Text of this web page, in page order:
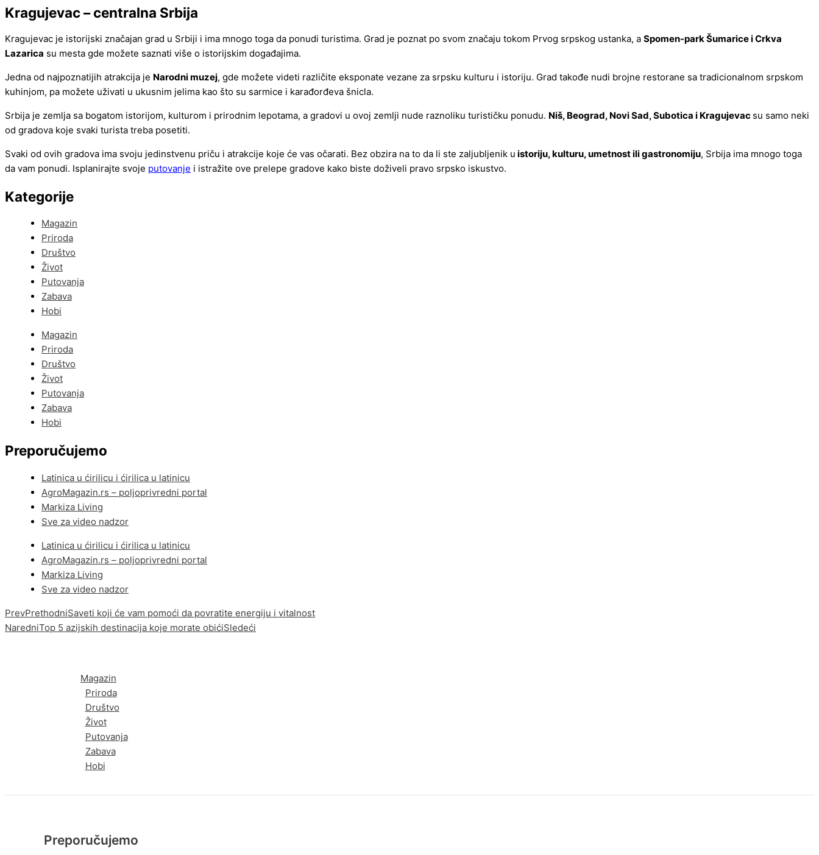
Kragujevac – centralna Srbija
Kragujevac je istorijski značajan grad u Srbiji i ima mnogo toga da ponudi turistima. Grad je poznat po svom značaju tokom Prvog srpskog ustanka, a Spomen-park Šumarice i Crkva
Lazarica su mesta gde možete saznati više o istorijskim događajima.
Jedna od najpoznatijih atrakcija je Narodni muzej, gde možete videti različite eksponate vezane za srpsku kulturu i istoriju. Grad takođe nudi brojne restorane sa tradicionalnom srpskom
kuhinjom, pa možete uživati u ukusnim jelima kao što su sarmice i karađorđeva šnicla.
Srbija je zemlja sa bogatom istorijom, kulturom i prirodnim lepotama, a gradovi u ovoj zemlji nude raznoliku turističku ponudu. Niš, Beograd, Novi Sad, Subotica i Kragujevac su samo neki
od gradova koje svaki turista treba posetiti.
Svaki od ovih gradova ima svoju jedinstvenu priču i atrakcije koje će vas očarati. Bez obzira na to da li ste zaljubljenik u istoriju, kulturu, umetnost ili gastronomiju, Srbija ima mnogo toga
da vam ponudi. Isplanirajte svoje putovanje i istražite ove prelepe gradove kako biste doživeli pravo srpsko iskustvo.
Kategorije
Magazin
Priroda
Društvo
Život
Putovanja
Zabava
Hobi
Magazin
Priroda
Društvo
Život
Putovanja
Zabava
Hobi
Preporučujemo
Latinica u ćirilicu i ćirilica u latinicu
AgroMagazin.rs – poljoprivredni portal
Markiza Living
Sve za video nadzor
Latinica u ćirilicu i ćirilica u latinicu
AgroMagazin.rs – poljoprivredni portal
Markiza Living
Sve za video nadzor
PrevPrethodniSaveti koji će vam pomoći da povratite energiju i vitalnost
NaredniTop 5 azijskih destinacija koje morate obićiSledeći
Magazin
Priroda
Društvo
Život
Putovanja
Zabava
Hobi
Preporučujemo